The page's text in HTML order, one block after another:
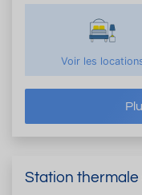
Voir les
Station